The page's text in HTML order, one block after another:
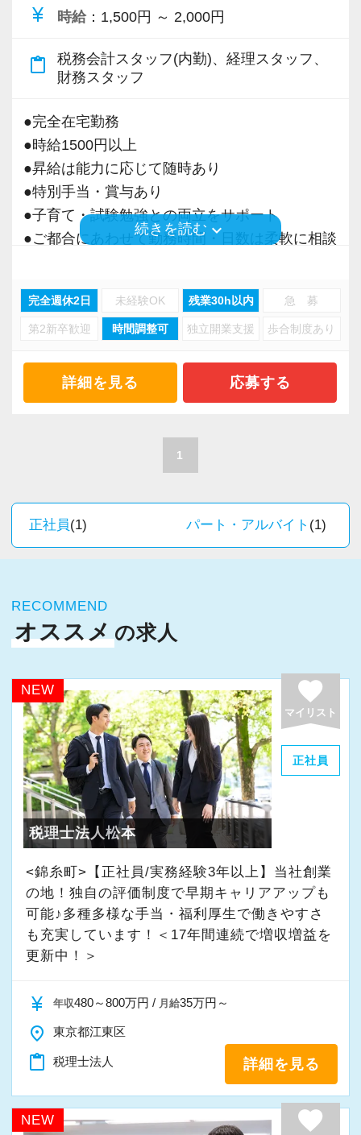
・資格取得を目指す社員が多数
＜募集の背景＞
・事業拡大に伴う増員募集
・組織力強化に向けた採用
・将来の中核人材を募集
＜先輩スタッフの声＞
Q. 当事務所を選んだ理由は？
A. 幅広い業務を経験できる点に魅力を感じ、入
Q. 実際に働いてみてどうですか？
A. さまざまな業務を任せてもらえるので、以前
より成長スピードが上がったと感じています。
Q. 職場の雰囲気は？
場だと感じています。
・税務経験を活かして成長したい方
・キャリアアップ志向のある方
・資産税など専門性を高めたい方
・将来的にマネジメントに関わりたい方
・事前に気軽な面談を実施
・仕事内容やキャリアを相談可
・ざっくばらんに質問OK
・納得後に選考へ進めます
・入社時期は柔軟に対応
・半年～1年の調整も可能
「応募する」からお気軽にご連絡ください。
currency_yen 時給 ：1,500円 ～ 2,000円
content_paste
税務会計スタッフ(内勤)、経理スタッフ、
財務スタッフ
●完全在宅勤務
●時給1500円以上
●昇給は能力に応じて随時あり
●特別手当・賞与あり
●子育て・試験勉強との両立をサポート
●ご都合にあわせて勤務時間・日数は柔軟に相談
当事務所は、創業期や成長期の企業を中心に支
現代では電子化が進んでいることから人も会社
も生産性が求められており、当事務所でもDXを
職員一人ひとりの力がそのまま事業運営に直結
するところで、個人事務所ならではの面白さと
新しいチャレンジが沢山ありますので、飽きる
個人事務所ならではの自由な雰囲気で、気負い
なく業務に向かっています。
務を覚えていくことができます。
パソコン作業になりますので、目や脳が疲れた
ら、お茶やお菓子で糖分補給もしながら、作業
を進めています。
★入社後の仕事内容★
業務時間内は、事務所内スタッフともやりとり
して頂きながら、
完全在宅会計スタッフとして、会計業務全般を
お任せします。
【具体的な業務】
・記帳代行
・年末調整業務
・申告書作成補助
・決算業務
・Excelを使用した集計、Wordでの文書作成
・電話、メール対応
続きを読む keyboard_arrow_down
完全週休2日 未経験OK 残業30h以内 急 募
第2新卒歓迎 時間調整可 独立開業支援 歩合制度あり
詳細を見る 応募する
1
正社員(1) パート・アルバイト (1)
RECOMMEND
オススメ の求人
NEW favorite
マイリスト
正社員
税理士法人松本
<錦糸町>【正社員/実務経験3年以上】当社創業
の地！独自の評価制度で早期キャリアアップも
可能♪多種多様な手当・福利厚生で働きやすさ
も充実しています！＜17年間連続で増収増益を
更新中！＞
currency_yen 年収480～800万円 / 月給35万円～
place 東京都江東区
content_paste 税理士法人 詳細を見る
NEW favorite